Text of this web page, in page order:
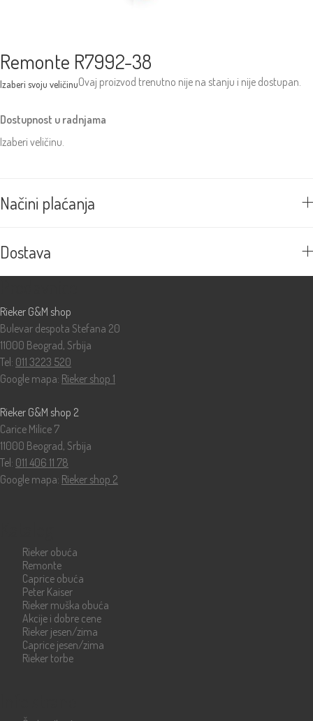
Remonte R7992-38
Ovaj proizvod trenutno nije na stanju i nije dostupan.
Dostupnost u radnjama
Izaberi veličinu.
Načini plaćanja
Dostava
Rieker G&M shop
Bulevar despota Stefana 20
11000 Beograd, Srbija
Tel: 011 3223 520
Google mapa: Rieker shop 1
Rieker G&M shop 2
Carice Milice 7
11000 Beograd, Srbija
Tel: 011 406 11 78
Google mapa: Rieker shop 2
Rieker obuća
Remonte
Caprice obuća
Peter Kaiser
Rieker muška obuća
Akcije i dobre cene
Rieker jesen/zima
Caprice jesen/zima
Rieker torbe